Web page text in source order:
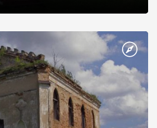
.
значні масиви лісів, річки, озера,
мінеральні води – все це визначає
ресурси краю.